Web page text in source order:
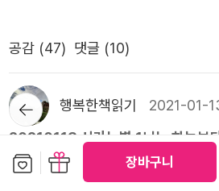
장바구니
the Humpback Whale)다.세이건도
했다. 골든 레코드에 실린 혹등고래
인사말 다음에 나온다. 세이건의 표
에서 우주로 인사말을 보낸 지적인 종’이 되
올 <죽기 전에 꼭 읽어야 할 책
먼 멜빌, 김석희 옮김 《모비 딕》 (
다. 고기후학자 커트 스테이저의 말
쓰레기로 이루어진 존재다. '여러분
소가 그 절반을 차지하며 대략 탄소
나가 최근에 공장 굴뚝이나 자동차
… 그러니 [여러분은] 부분적으로는
(241쪽) 2시간 정도 카페에 있다가
책을 마저 읽다가 덮고, 저녁을 먹은
대한 우려와 경고의 메시지를 책에
점에서 앤 드루얀은 과거 두 사람이
람들에게 호소하고 있다는 점이 인상적이었
다른 특징은 풍부한 화제를 담고 있
점이자 단점으로 볼 수도 있다. 많은
다 깊이 있는 내용을 다루기 힘들기
책은 아주 깊이 있게 내용을 파고드
럴 필요 없어'라고 말씀하셨다. 허
늙기 전에, 눈이 더 침침해지기 전에
고(무릇 어른들 말씀은 어겨야 제맛
중 하나인 #오셀로는 햄릿에 이은 두
피어 나이 40세에 쓰였다. 이 책을
감, 네 이놈 이야고 ~~~~어리석
데스데모나 ~~~~~ 1월 4일 매일
것처럼, 신경 과학자들은 그것보다
다 고유한 무언가를 지도화하는 작
배선도인 커넥톰(connectome)이다
한 것을 이해 낸다면, 그후에는 서로
까?... 생각과 꿈의 커넥톰으로 하나
것이 창발성의 궁극적인 실현일까?
공감 (47) 댓글 (10)
행복한책읽기 2021-01-
20210113 시라는별 1뇌는 하늘보
20210113 시라는별 1 뇌는 하늘보
디킨슨 Emily Dickinson 뇌는ㅡ하
뒤로가
기